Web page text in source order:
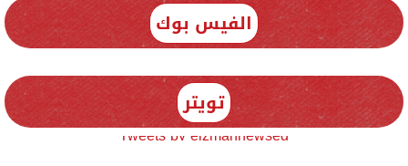
الفيس بوك
تويتر
Tweets by elzmannewseg